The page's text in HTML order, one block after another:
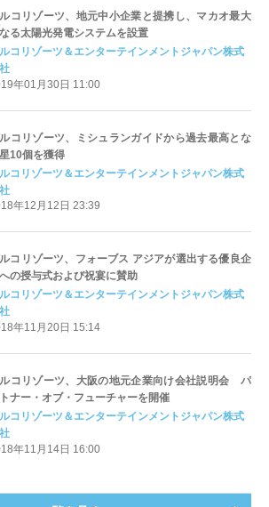
コリゾーツ、地元中小企業と提携し、マカオ最大
る太陽光発電システムを設置
コリゾーツ＆エンターテインメントジャパン株式
年01月30日 11:00
ルコリゾーツ、ミシュランガイドから過去最高とな
10個を獲得
コリゾーツ＆エンターテインメントジャパン株式
年12月12日 23:39
コリゾーツ、フォーブス アジアが選出する優良企
の授与式および祝宴に賛助
コリゾーツ＆エンターテインメントジャパン株式
年11月20日 15:14
コリゾーツ、大阪の地元企業向け会社説明会 パ
ナー・オブ・フューチャーを開催
コリゾーツ＆エンターテインメントジャパン株式
年11月14日 16:00